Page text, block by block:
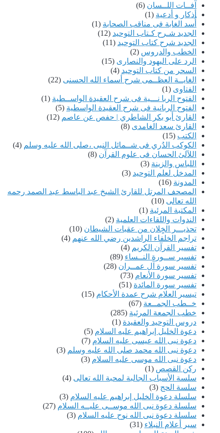
آفــات اللــسان (6)
أذكار و أدعية (1)
أُسد الغابة فى مناقب الصحابة (1)
الجديد شـرح كـتاب التوحيد (12)
الجديد شرح كتاب التوحيد (11)
الخطب والدروس (2)
الرد على اليهود والنصارى (15)
السحر من كتاب التوحيد (4)
الغايــة العظــمى شرح أسماء الله الحسنى (22)
الفتاوى (1)
الفتوح الربا نـــية فى شرح العقيدة الواســطية (1)
الفتوح الربانية فى شرح العقيدة الواسطية (5)
القارئ أبو بكر الشاطري | حفص عن عاصم (12)
القارئ سعد الغامدى (8)
الكتب (15)
الكوكب الدُري فى شــمائل النبى ،صلى الله عليه وسلم (4)
اللآلئ الحسان فى علوم القرآن (8)
اللباس والزينة (3)
المدخل لعلم التوحيد (3)
المدونة (16)
المصحف المرتل للقارئ الشيخ عبد الباسط عبد الصمد رحمه
الله تعالى (10)
المكتبة المرئية (1)
الندوات واللقاءات العلمية (2)
تحذيـــر الخٍلان من عقبات الشيطان (10)
تراجم الخلفاء الراشدين رضي الله عنهم (4)
تفسير القرآن الكريم (4)
تفسير ســورة النــساء (89)
تفسير سورة آل عمــران (28)
تفسير سورة الأنعام (73)
تفسير سورة المائدة (51)
تيسير العلام شرح عمدة الأحكام (15)
خــطب الجمــعة (67)
خطب الجمعة المرئية (285)
دروس التوحيد والعقيدة (1)
دعوة الخليل إبراهيم عليه السلام (5)
دعوة نبى الله عيسى عليه السلام (7)
دعوة نبى الله محمد صلى الله عليه وسلم (3)
دعوة نبى الله موسى عليه السلام (3)
ركن القصص (1)
سلسة الأسباب الجالبة لمحبة الله تعالى (4)
سلسة الحج (3)
سلسلة دعوة الخليل إبراهيم عليه السلام (3)
سلسلة دعوة نبى الله موســى عليــه السلام (27)
سلسلة دعوة نبى الله نوح عليه السلام (3)
سير أعلام النبلاء (31)